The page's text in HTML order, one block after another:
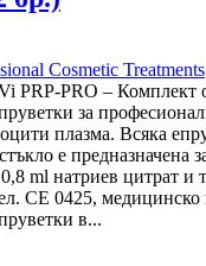
Cosmetic Treatments
PRP-PRO – Комплект
за
плазма. Всяка
е предназначена
ml натриев цитрат и
CE 0425, медицинско
в...